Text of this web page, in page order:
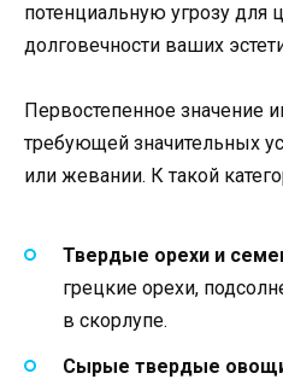
потенциальную угрозу для
долговечности ваших
Первостепенное значение
требующей значительных
или жевании. К такой
Твердые орехи и
грецкие орехи,
в скорлупе.
Сырые твердые